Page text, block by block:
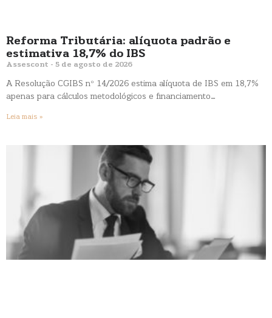
Reforma Tributária: alíquota padrão e
estimativa 18,7% do IBS
Assescont 5 de agosto de 2026
A Resolução CGIBS nº 14/2026 estima alíquota de IBS em 18,7%
apenas para cálculos metodológicos e financiamento…
Leia mais »